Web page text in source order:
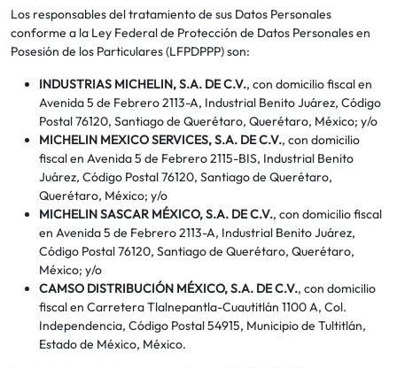
Los responsables del tratamiento de sus Datos Personales
conforme a la Ley Federal de Protección de Datos Personales en
Posesión de los Particulares (LFPDPPP) son:
INDUSTRIAS MICHELIN, S.A. DE C.V., con domicilio fiscal en
Avenida 5 de Febrero 2113-A, Industrial Benito Juárez, Código
Postal 76120, Santiago de Querétaro, Querétaro, México; y/o
MICHELIN MEXICO SERVICES, S.A. DE C.V., con domicilio
fiscal en Avenida 5 de Febrero 2115-BIS, Industrial Benito
Juárez, Código Postal 76120, Santiago de Querétaro,
Querétaro, México; y/o
MICHELIN SASCAR MÉXICO, S.A. DE C.V., con domicilio fiscal
en Avenida 5 de Febrero 2113-A, Industrial Benito Juárez,
Código Postal 76120, Santiago de Querétaro, Querétaro,
México; y/o
CAMSO DISTRIBUCIÓN MÉXICO, S.A. DE C.V., con domicilio
fiscal en Carretera Tlalnepantla-Cuautitlán 1100 A, Col.
Independencia, Código Postal 54915, Municipio de Tultitlán,
Estado de México, México.